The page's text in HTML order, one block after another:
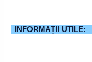
INFORMAȚII UTILE: